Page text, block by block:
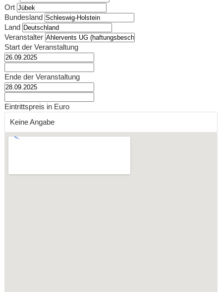
Ort
Bundesland
Land
Veranstalter
Start der Veranstaltung
Ende der Veranstaltung
Eintrittspreis in Euro
Keine Angabe